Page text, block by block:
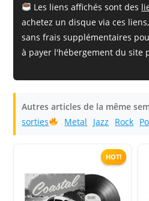
Les liens affichés sont des
achetez un disque via ces
sans frais supplémentaires
à payer l'hébergement du site
Autres articles de la même
sorties
Metal Jazz Rock
HOT!